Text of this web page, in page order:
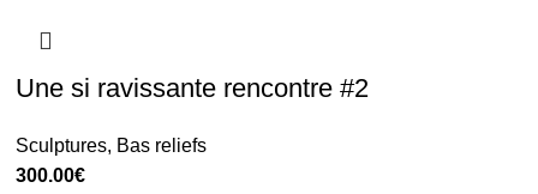
Une si ravissante rencontre #2
Sculptures, Bas reliefs
300.00€